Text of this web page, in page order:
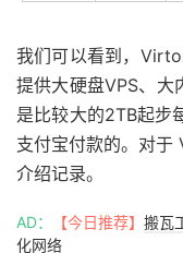
我们可以看到，
提供大硬盘VPS、大
是比较大的2TB起步
支付宝付款的。对
介绍记录。
AD： 【今日推荐】 搬瓦
化网络